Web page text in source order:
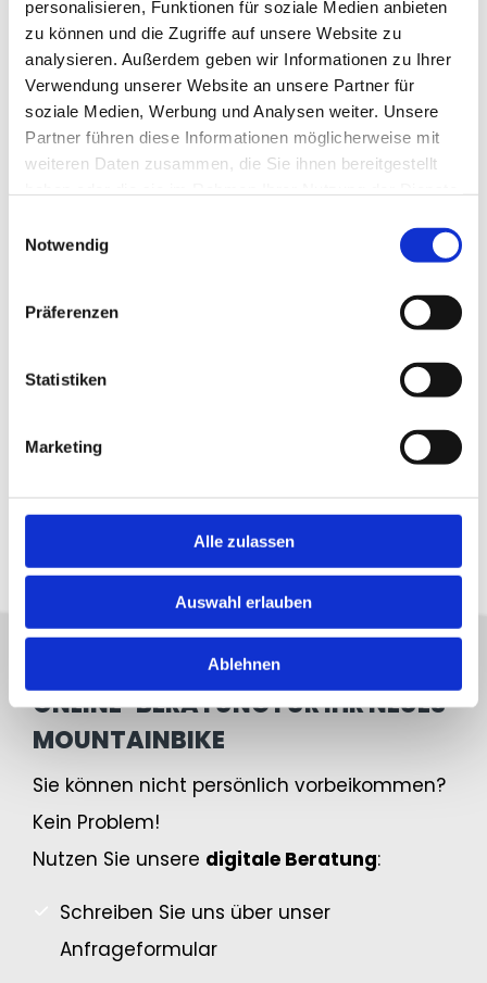
personalisieren, Funktionen für soziale Medien anbieten
zu können und die Zugriffe auf unsere Website zu
analysieren. Außerdem geben wir Informationen zu Ihrer
Verwendung unserer Website an unsere Partner für
soziale Medien, Werbung und Analysen weiter. Unsere
Partner führen diese Informationen möglicherweise mit
weiteren Daten zusammen, die Sie ihnen bereitgestellt
Notwendig
Präferenzen
Statistiken
Marketing
Alle zulassen
Auswahl erlauben
Ablehnen
stattfindet. Deshalb nehmen wir uns Zeit,
um Ihre Anforderungen zu verstehen und
das perfekte Modell für Ihre Bedürfnisse
finden – egal ob für den Trail-Einstieg,
ambitionierte Touren oder sportliche
Downhill-Fahrten. Bei uns erhalten Sie:
Persönliche Fachberatung vom Profi
Mountainbikes mit geprüfter Sicherheit
Fair kalkulierte Preise ohne Kompromisse
bei der Qualität
ONLINE-BERATUNG FÜR IHR NEUES
MOUNTAINBIKE
Sie können nicht persönlich vorbeikommen?
Kein Problem!
Nutzen Sie unsere digitale Beratung:
Schreiben Sie uns über unser
Anfrageformular